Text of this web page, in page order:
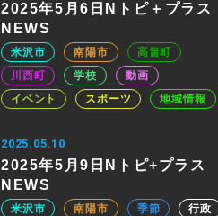
2025年5月6日Nトピ＋プラス
NEWS
米沢市 南陽市
高畠町
川西町
学校
動画
イベント
スポーツ 地域情報
2025.05.10
2025年5月9日Nトピ+プラス
NEWS
米沢市 南陽市 季節
行政